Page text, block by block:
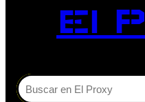
El
Buscar